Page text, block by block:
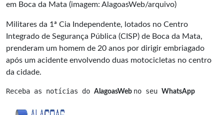
em Boca da Mata (imagem: AlagoasWeb/arquivo)
Militares da 1ª Cia Independente, lotados no Centro
Integrado de Segurança Pública (CISP) de Boca da Mata,
prenderam um homem de 20 anos por dirigir embriagado
após um acidente envolvendo duas motocicletas no centro
da cidade.
Receba as notícias do AlagoasWeb no seu WhatsApp